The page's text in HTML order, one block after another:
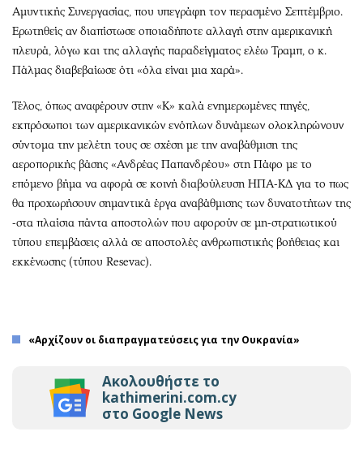
Αμυντικής Συνεργασίας, που υπεγράφη τον περασμένο Σεπτέμβριο.
Ερωτηθείς αν διαπίστωσε οποιαδήποτε αλλαγή στην αμερικανική
πλευρά, λόγω και της αλλαγής παραδείγματος ελέω Τραμπ, ο κ.
Πάλμας διαβεβαίωσε ότι «όλα είναι μια χαρά».
Τέλος, όπως αναφέρουν στην «Κ» καλά ενημερωμένες πηγές,
εκπρόσωποι των αμερικανικών ενόπλων δυνάμεων ολοκληρώνουν
σύντομα την μελέτη τους σε σχέση με την αναβάθμιση της
αεροπορικής βάσης «Ανδρέας Παπανδρέου» στη Πάφο με το
επόμενο βήμα να αφορά σε κοινή διαβούλευση ΗΠΑ-ΚΔ για το πως
θα προχωρήσουν σημαντικά έργα αναβάθμισης των δυνατοτήτων της
-στα πλαίσια πάντα αποστολών που αφορούν σε μη-στρατιωτικού
τύπου επεμβάσεις αλλά σε αποστολές ανθρωπιστικής βοήθειας και
εκκένωσης (τύπου Resevac).
«Αρχίζουν οι διαπραγματεύσεις για την Ουκρανία»
Ακολουθήστε το
kathimerini.com.cy
στο Google News